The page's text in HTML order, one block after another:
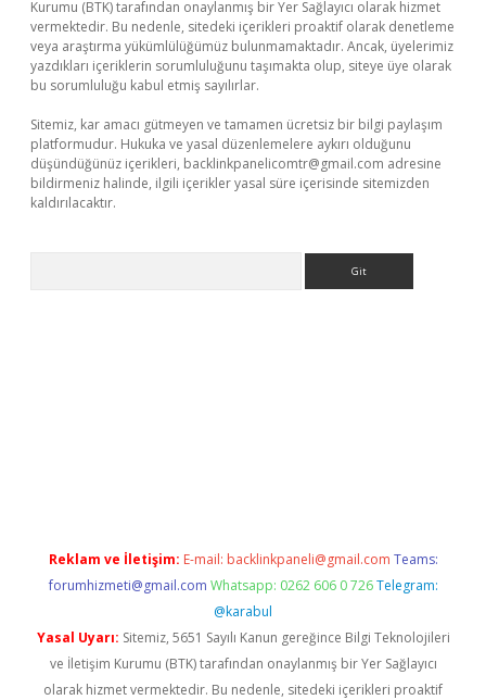
Kurumu (BTK) tarafından onaylanmış bir Yer Sağlayıcı olarak hizmet
vermektedir. Bu nedenle, sitedeki içerikleri proaktif olarak denetleme
veya araştırma yükümlülüğümüz bulunmamaktadır. Ancak, üyelerimiz
yazdıkları içeriklerin sorumluluğunu taşımakta olup, siteye üye olarak
bu sorumluluğu kabul etmiş sayılırlar.
Sitemiz, kar amacı gütmeyen ve tamamen ücretsiz bir bilgi paylaşım
platformudur. Hukuka ve yasal düzenlemelere aykırı olduğunu
düşündüğünüz içerikleri, backlinkpanelicomtr@gmail.com adresine
bildirmeniz halinde, ilgili içerikler yasal süre içerisinde sitemizden
kaldırılacaktır.
Reklam ve İletişim: E-mail: backlinkpaneli@gmail.com Teams:
forumhizmeti@gmail.com Whatsapp: 0262 606 0 726 Telegram:
@karabul
Yasal Uyarı: Sitemiz, 5651 Sayılı Kanun gereğince Bilgi Teknolojileri
ve İletişim Kurumu (BTK) tarafından onaylanmış bir Yer Sağlayıcı
olarak hizmet vermektedir. Bu nedenle, sitedeki içerikleri proaktif